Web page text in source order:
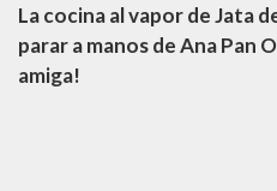
La cocina al vapor de Jata
parar a manos de Ana Pan
amiga!